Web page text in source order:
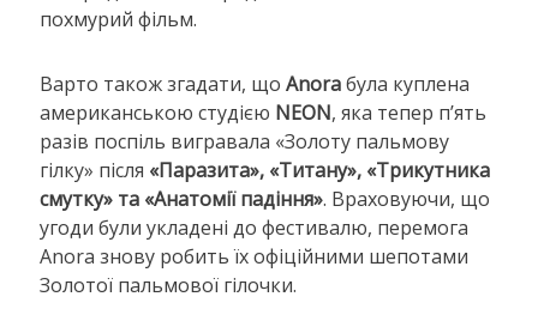
похмурий фільм.
Варто також згадати, щоAnoraбула куплена
американською студією NEON, яка тепер п’ять
разів поспіль вигравала «Золоту пальмову
гілку» після «Паразита», «Титану», «Трикутника
смутку» та «Анатомії падіння». Враховуючи, що
угоди були укладені до фестивалю, перемога
Anora знову робить їх офіційними шепотами
Золотої пальмової гілочки.